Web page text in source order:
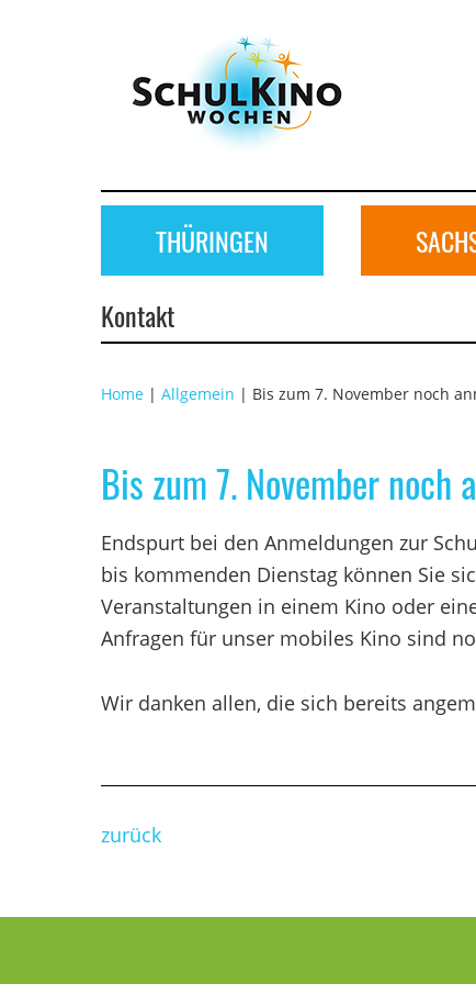
Thüringen/Sachsen-
Anhalt
THÜRINGEN
Kontakt
Home | Allgemein | Bis zum 7. November noch
Bis zum 7. November noch
Endspurt bei den Anmeldungen zur
bis kommenden Dienstag können Sie
Veranstaltungen in einem Kino oder
Anfragen für unser mobiles Kino sind
Wir danken allen, die sich bereits
zurück